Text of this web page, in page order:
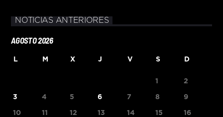
NOTICIAS ANTERIORES
AGOSTO 2026
L M X J V S D
1 2
3 4 5 6 7 8 9
10 11 12 13 14 15 16